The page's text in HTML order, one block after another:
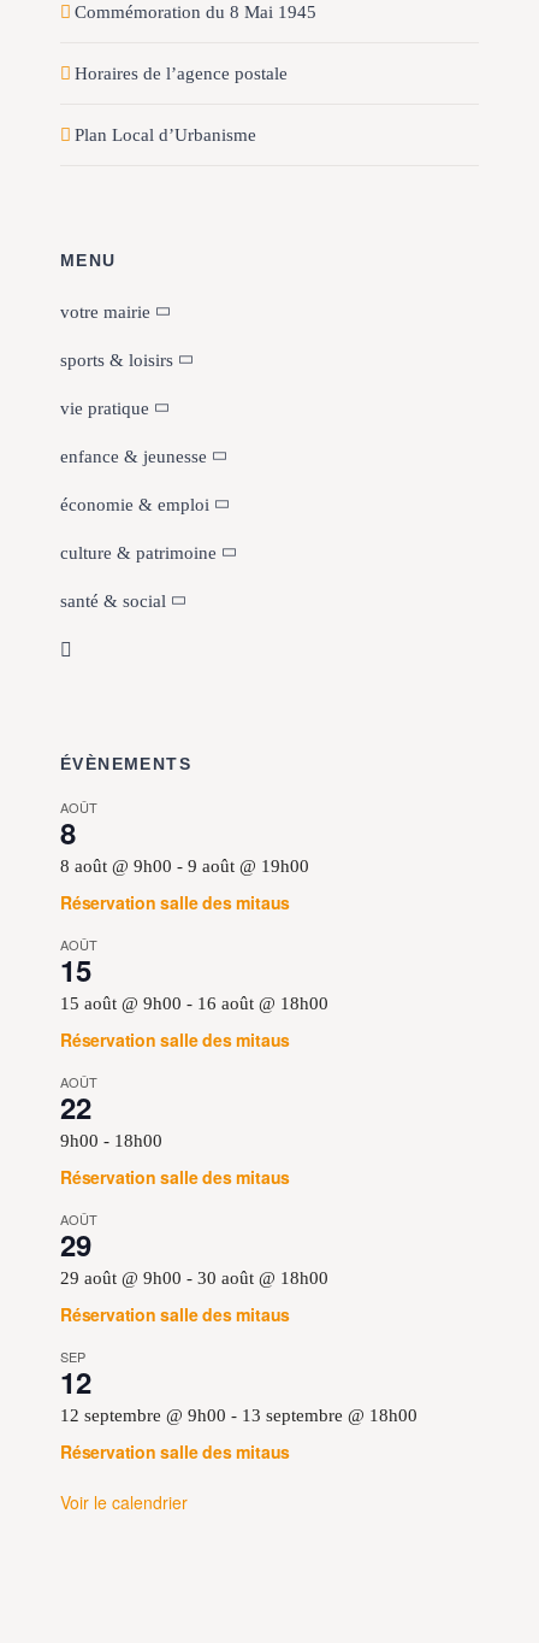
Commémoration du 8 Mai 1945
Horaires de l’agence postale
Plan Local d’Urbanisme
MENU
votre mairie
sports & loisirs
vie pratique
enfance & jeunesse
économie & emploi
culture & patrimoine
santé & social
ÉVÈNEMENTS
AOÛT
8
8 août @ 9h00 - 9 août @ 19h00
Réservation salle des mitaus
AOÛT
15
15 août @ 9h00 - 16 août @ 18h00
Réservation salle des mitaus
AOÛT
22
9h00 - 18h00
Réservation salle des mitaus
AOÛT
29
29 août @ 9h00 - 30 août @ 18h00
Réservation salle des mitaus
SEP
12
12 septembre @ 9h00 - 13 septembre @ 18h00
Réservation salle des mitaus
Voir le calendrier